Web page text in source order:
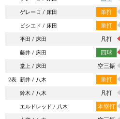
ゲレーロ
床田 単打
ビシエド
床田 単打
平田
床田 凡打
藤井
床田 四球
堂上
床田 空三振
2表 新井 八木 単打
鈴木
八木 凡打
エルドレッド
八木 本塁打